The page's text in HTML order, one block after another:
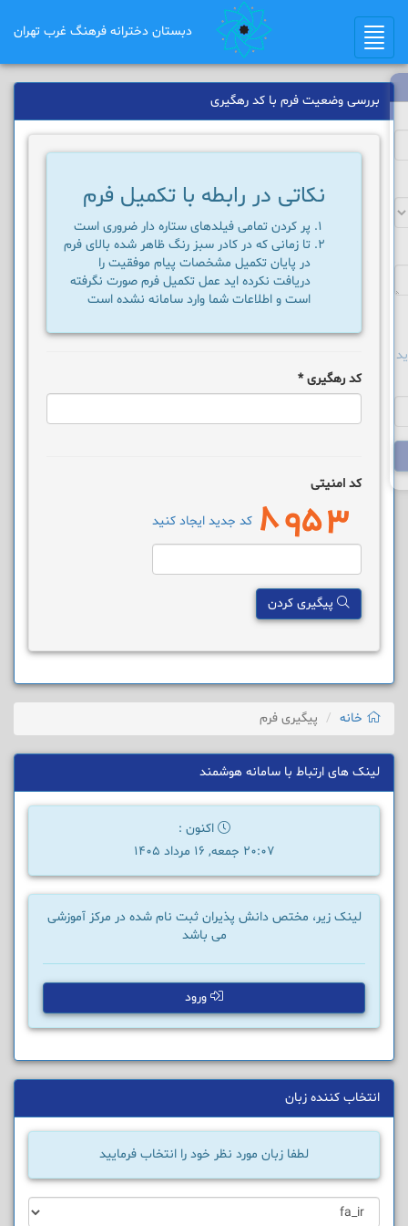
Toggle
navigation
دبستان دخترانه فرهنگ غرب تهران
بررسی وضعیت فرم با کد رهگیری
نکاتی در رابطه با تکمیل فرم
پر کردن تمامی فیلدهای ستاره دار ضروری است
تا زمانی که در کادر سبز رنگ ظاهر شده بالای فرم
در پایان تکمیل مشخصات پیام موفقیت را
دریافت نکرده اید عمل تکمیل فرم صورت نگرفته
است و اطلاعات شما وارد سامانه نشده است
کد رهگیری*
کد امنیتی
کد جدید ایجاد کنید
پیگیری کردن
خانه پیگیری فرم
لینک های ارتباط با سامانه هوشمند
اکنون :
20:07 جمعه, 16 مرداد 1405
لینک زیر، مختص دانش پذیران ثبت نام شده در مرکز آموزشی
می باشد
ورود
انتخاب کننده زبان
لطفا زبان مورد نظر خود را انتخاب فرمایید